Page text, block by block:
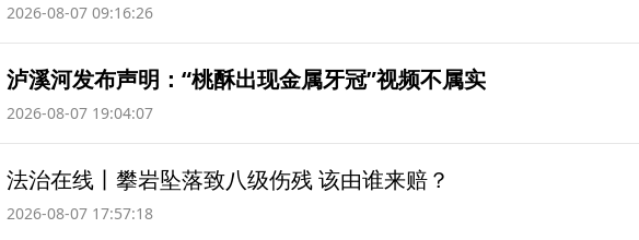
2026-08-07 09:16:26
泸溪河发布声明：“桃酥出现金属牙冠”视频不属实
2026-08-07 19:04:07
法治在线丨攀岩坠落致八级伤残 该由谁来赔？
2026-08-07 17:57:18